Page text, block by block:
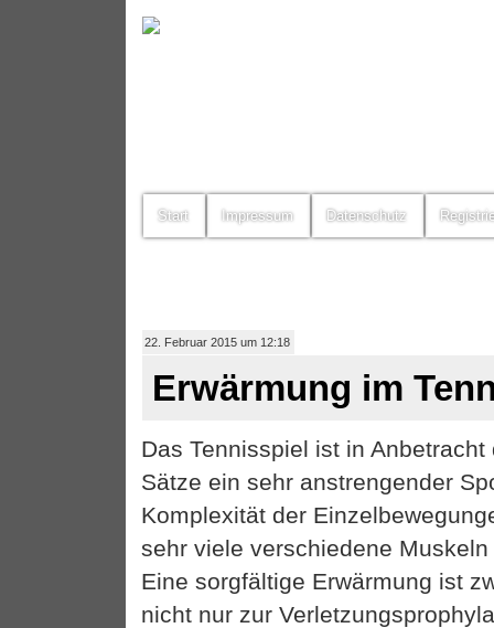
Start Impressum Datenschutz
22. Februar 2015 um 12:18
Erwärmung im
Das Tennisspiel ist in
Sätze ein sehr anstrengender
Komplexität der
sehr viele verschiedene
Eine sorgfältige Erwärmung ist
nicht nur zur